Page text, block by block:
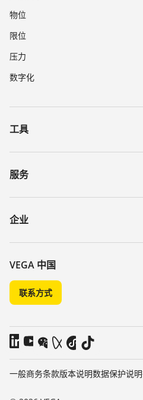
物位
限位
压力
数字化
工具
下载
通过序列号搜索仪表
DTM Collection/PACTware
服务
寄回仪表
讲座
化学稳定性列表
介电常数列表
TeamViewer
企业
关于 VEGA
联系我们
新闻
媒体
博客
VEGA 中国
联系方式
一般商务条款版本说明数据保护说明